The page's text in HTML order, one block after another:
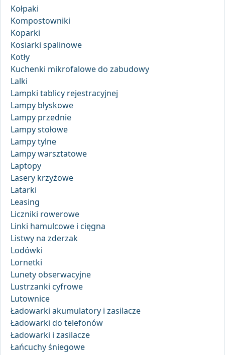
Kołpaki
Kompostowniki
Koparki
Kosiarki spalinowe
Kotły
Kuchenki mikrofalowe do zabudowy
Lalki
Lampki tablicy rejestracyjnej
Lampy błyskowe
Lampy przednie
Lampy stołowe
Lampy tylne
Lampy warsztatowe
Laptopy
Lasery krzyżowe
Latarki
Leasing
Liczniki rowerowe
Linki hamulcowe i cięgna
Listwy na zderzak
Lodówki
Lornetki
Lunety obserwacyjne
Lustrzanki cyfrowe
Lutownice
Ładowarki akumulatory i zasilacze
Ładowarki do telefonów
Ładowarki i zasilacze
Łańcuchy śniegowe